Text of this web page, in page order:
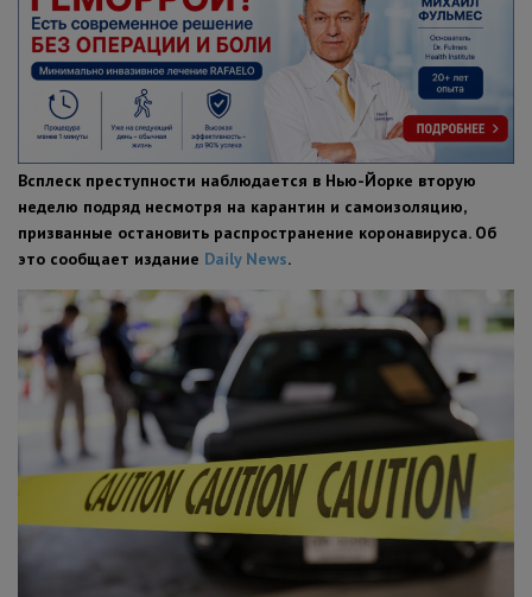
ОБРАЗОВАНИЕ
ПОЛЕЗНЫЕ СОВЕТЫ
Всплеск преступности наблюдается в Нью-Йорке вторую
неделю подряд несмотря на карантин и самоизоляцию,
призванные остановить распространение коронавируса. Об
это сообщает издание Daily News.